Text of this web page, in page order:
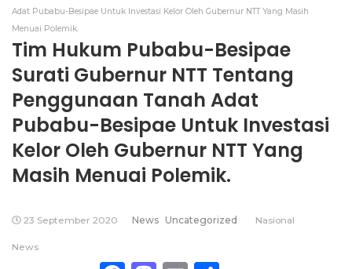
Adat Pubabu-Besipae Untuk Investasi Kelor Oleh Gubernur NTT Yang Masih
Menuai Polemik.
Tim Hukum Pubabu-Besipae
Surati Gubernur NTT Tentang
Penggunaan Tanah Adat
Pubabu-Besipae Untuk Investasi
Kelor Oleh Gubernur NTT Yang
Masih Menuai Polemik.
23 September 2020 News Uncategorized Nasional
News